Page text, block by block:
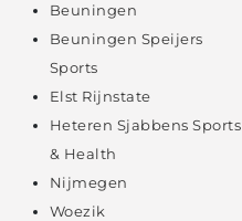
Beuningen
Beuningen Speijers
Sports
Elst Rijnstate
Heteren Sjabbens Sports
& Health
Nijmegen
Woezik